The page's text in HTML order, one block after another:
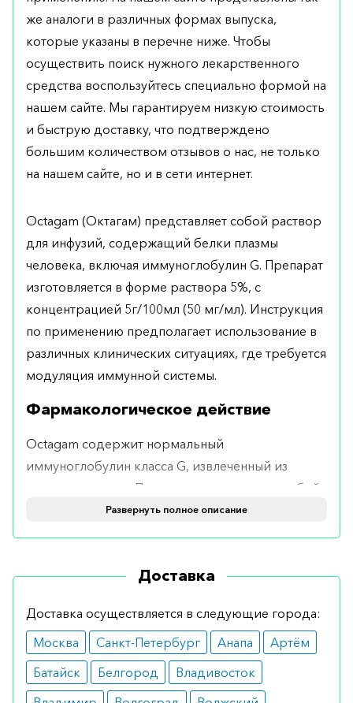
же аналоги в различных формах выпуска,
которые указаны в перечне ниже. Чтобы
осуществить поиск нужного лекарственного
средства воспользуйтесь специально формой на
нашем сайте. Мы гарантируем низкую стоимость
и быструю доставку, что подтверждено
большим количеством отзывов о нас, не только
на нашем сайте, но и в сети интернет.
Octagam (Октагам) представляет собой раствор
для инфузий, содержащий белки плазмы
человека, включая иммуноглобулин G. Препарат
изготовляется в форме раствора 5%, с
концентрацией 5г/100мл (50 мг/мл). Инструкция
по применению предполагает использование в
различных клинических ситуациях, где требуется
модуляция иммунной системы.
Фармакологическое действие
Octagam содержит нормальный
иммуноглобулин класса G, извлеченный из
плазмы человека. Препарат представляет собой
смесь антител с широким спектром
инфекций, обеспечивая таким образом
Показания
Применение Octagam оправдано при:
иммунодефицитных состояниях;
Развернуть полное описание
Доставка
Доставка осуществляется в следующие города:
Москва
Санкт-Петербург Анапа
Артём
Батайск
Белгород
Владивосток